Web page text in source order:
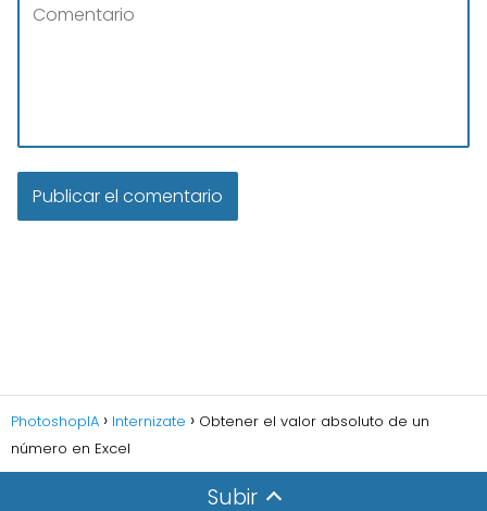
PhotoshopIA Internizate
Obtener el valor absoluto de un
número en Excel
Subir